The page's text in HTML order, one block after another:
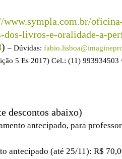
www.sympla.com.br/
dos-livros-e-oralidade-a-
) – Dúvidas:
5 Es 2017) Cel.: (11) 993934503
descontos abaixo)
antecipado, para
antecipado (até 25/11): R$